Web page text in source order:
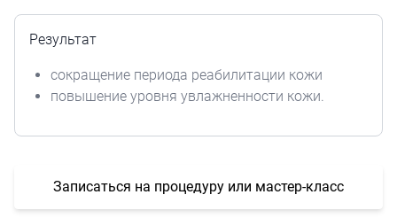
Результат
сокращение периода реабилитации кожи
повышение уровня увлажненности кожи.
Записаться на процедуру или мастер-класс